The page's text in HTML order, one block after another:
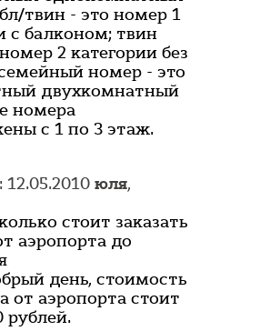
твин - это номер 1
с балконом; твин
2 категории без
номер - это
двухкомнатный
номера
с 1 по 3 этаж.
12.05.2010 юля,
стоит заказать
аэропорта до
день, стоимость
от аэропорта стоит
рублей.